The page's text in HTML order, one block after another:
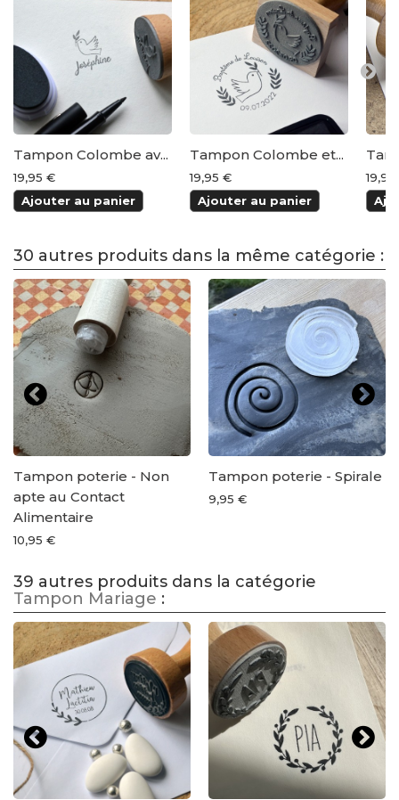
Tampon Colombe av...
19,95 €
Ajouter au panier
Tampon Colombe et...
19,95 €
Ajouter au panier
30 autres produits dans la même catégorie :
Tampon poterie - Non
apte au Contact
Alimentaire
10,95 €
Tampon poterie - Spirale
9,95 €
39 autres produits dans la catégorie
Tampon Mariage :